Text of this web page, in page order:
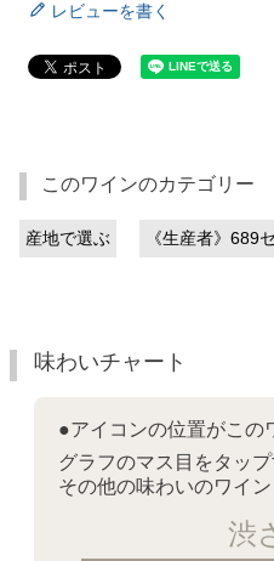
レビューを書く
このワインのカテゴリー
産地で選ぶ 《生産者》689
味わいチャート
●アイコンの位置がこの
グラフのマス目をタップ
その他の味わいのワイ
渋